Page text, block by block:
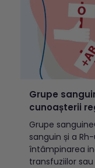
Grupe
cunoașterii
Grupe
sanguin și a
întâmpinarea
transfuziilor